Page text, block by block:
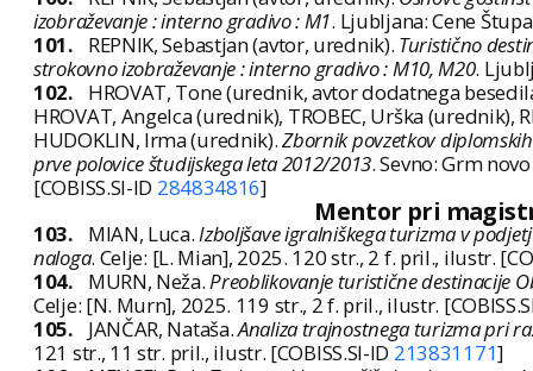
izobraževanje : interno gradivo : M1. Ljubljana: Cene
101.
REPNIK, Sebastjan (avtor, urednik). Turistično
strokovno izobraževanje : interno gradivo : M10, M20.
102.
HROVAT, Tone (urednik, avtor dodatnega
HROVAT, Angelca (urednik), TROBEC, Urška (urednik),
HUDOKLIN, Irma (urednik).Zbornik povzetkov
prve polovice študijskega leta 2012/2013. Sevno: Grm
[COBISS.SI-ID 284834816]
Mentor pri
103. MIAN, Luca.Izboljšave igralniškega turizma v
naloga. Celje: [L. Mian], 2025. 120 str., 2 f. pril., ilustr.
104.
MURN, Neža.Preoblikovanje turistične destinacije
Celje: [N. Murn], 2025. 119 str., 2 f. pril., ilustr.
105.
JANČAR, Nataša.Analiza trajnostnega turizma pri
121 str., 11 str. pril., ilustr. [COBISS.SI-ID 213831171]